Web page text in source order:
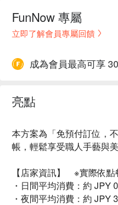
FunNow 專屬
立即了解會員專屬回饋
成為會員最高可享
亮點
本方案為「免預付訂位，
帳，輕鬆享受職人手藝與美
【店家資訊】 ※實際依點
・日間平均消費：約 JPY
・夜間平均消費：約 JPY